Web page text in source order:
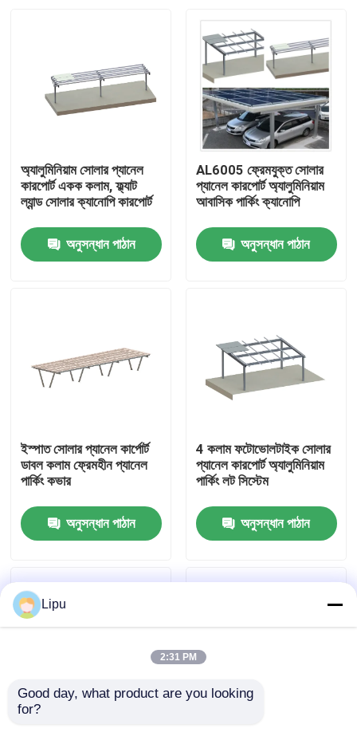
ভিডিও
আমাদের সম্পর্কে
কারখানা ভ্রমণ
যোগাযোগ করুন
অ্যালুমিনিয়াম সোলার প্যানেল
কারপোর্ট একক কলাম, ফ্ল্যাট
ল্যান্ড সোলার ক্যানোপি কারপোর্ট
অনুসন্ধান পাঠান
AL6005 ফ্রেমযুক্ত সোলার
প্যানেল কারপোর্ট অ্যালুমিনিয়াম
আবাসিক পার্কিং ক্যানোপি
অনুসন্ধান পাঠান
ইস্পাত সোলার প্যানেল কার্পোর্ট
ডাবল কলাম ফ্রেমহীন প্যানেল
পার্কিং কভার
অনুসন্ধান পাঠান
4 কলাম ফটোভোলটাইক সোলার
প্যানেল কারপোর্ট অ্যালুমিনিয়াম
পার্কিং লট সিস্টেম
অনুসন্ধান পাঠান
Lipu
2:31 PM
Good day, what product are you looking
for?